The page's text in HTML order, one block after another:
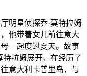
明星侦探乔·莫特拉姆
他带着女儿前往意大
一起度过夏天。 故事
特拉姆展开。在经历了
意大利卡普里岛，与